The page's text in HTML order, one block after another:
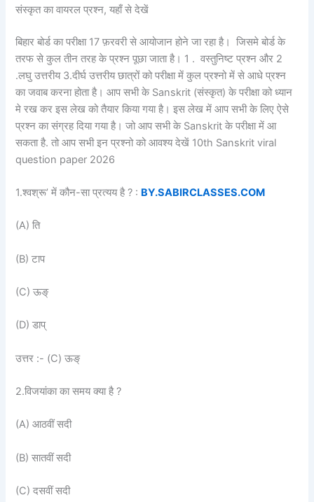
संस्कृत का वायरल प्रश्न, यहाँ से देखें
बिहार बोर्ड का परीक्षा 17 फ़रवरी से आयोजान होने जा रहा है। जिसमे बोर्ड के
तरफ से कुल तीन तरह के प्रश्न पूछा जाता है। 1 . वस्तुनिष्ट प्रश्न और 2
.लघु उत्तरीय 3.दीर्घ उत्तरीय छात्रों को परीक्षा में कुल प्रश्नो में से आधे प्रश्न
का जवाब करना होता है। आप सभी के Sanskrit (संस्कृत) के परीक्षा को ध्यान
मे रख कर इस लेख को तैयार किया गया है। इस लेख में आप सभी के लिए ऐसे
प्रश्न का संग्रह दिया गया है। जो आप सभी के Sanskrit के परीक्षा में आ
सकता है. तो आप सभी इन प्रश्नो को आवश्य देखें 10th Sanskrit viral
question paper 2026
1.श्वश्रू’ में कौन-सा प्रत्यय है ? : BY.SABIRCLASSES.COM
(A) ति
(B) टाप
(C) ऊङ्
(D) डाप्
उत्तर :- (C) ऊङ्
2.विजयांका का समय क्या है ?
(A) आठवीं सदी
(B) सातवीं सदी
(C) दसवीं सदी